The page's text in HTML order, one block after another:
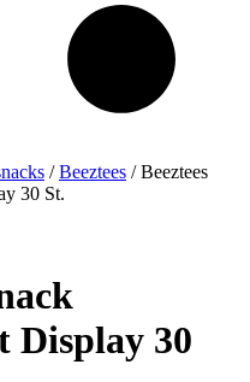
/Beeztees / Beeztees
30 St.
Display 30